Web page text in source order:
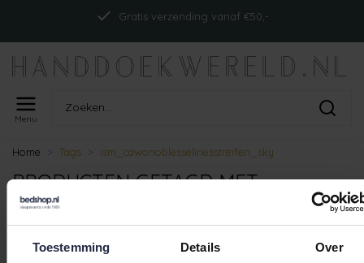
Toestemming Details Over
Gratis verzending vanaf €50,-
Menu
Home Tags ism_cawonoblesselinesstreifen_sky
PRODUCTEN GETAGD MET
Geen producten gevonden!